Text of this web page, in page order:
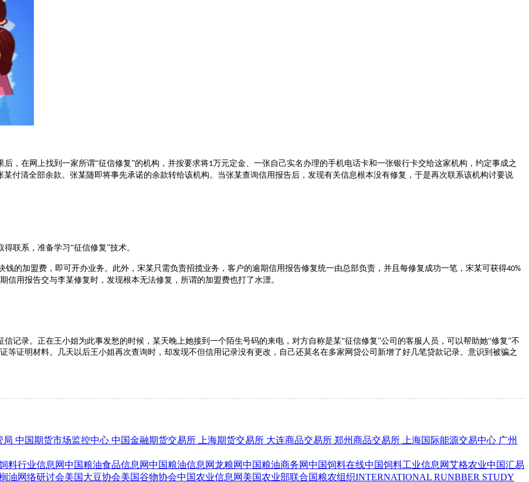
后，在网上找到一家所谓“征信修复”的机构，并按要求将1万元定金、一张自己实名办理的手机电话卡和一张银行卡交给这家机构，约定事成之
付清全部余款。张某随即将事先承诺的余款转给该机构。当张某查询信用报告后，发现有关信息根本没有修复，于是再次联系该机构讨要说
得联系，准备学习 “征信修复”技术。
钱的加盟费，即可开办业务。此外，宋某只需负责招揽业务，客户的逾期信用报告修复统一由总部负责，并且每修复成功一笔，宋某可获得40%
用报告交与李某修复时，发现根本无法修复，所谓的加盟费也打了水漂。
记录。正在王小姐为此事发愁的时候，某天晚上她接到一个陌生号码的来电，对方自称是某“征信修复”公司的客服人员，可以帮助她“修复”不
等证明材料。几天以后王小姐再次查询时，却发现不但信用记录没有更改，自己还莫名在多家网贷公司新增了好几笔贷款记录。意识到被骗之
局 中国期货市场监控中心 中国金融期货交易所 上海期货交易所 大连商品交易所 郑州商品交易所 上海国际能源交易中心 广州
料行业信息网中国粮油食品信息网中国粮油信息网龙粮网中国粮油商务网中国饲料在线中国饲料工业信息网艾格农业中国汇易
油网络研讨会美国大豆协会美国谷物协会中国农业信息网 美国农业部联合国粮农组织INTERNATIONAL RUNBBER STUDY